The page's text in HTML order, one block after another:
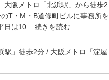
大阪メトロ「北浜駅」から徒歩2
T・M・B道修町ビルに事務所を
日は10... 続きを読む
駅」徒歩2分 / 大阪メトロ「淀屋